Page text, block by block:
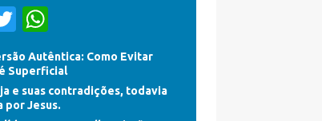
T
w
itt
er
W
h
at
s
Autêntica: Como Evitar
Superficial
e suas contradições, todavia
por Jesus.